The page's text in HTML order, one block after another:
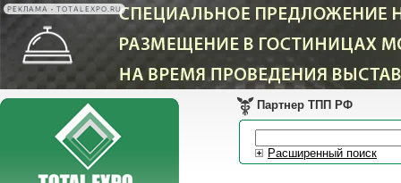
РЕКЛАМА • TOTALEXPO.RU
Партнер ТПП РФ
Расширенный поиск